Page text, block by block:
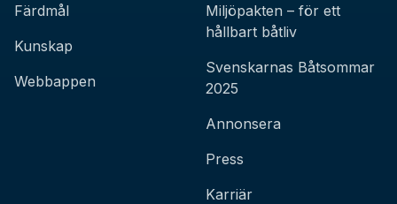
Färdmål
Kunskap
Webbappen
Miljöpakten – för ett
hållbart båtliv
Svenskarnas Båtsommar
2025
Annonsera
Press
Karriär